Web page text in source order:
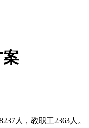
案
人，教职工2363人。